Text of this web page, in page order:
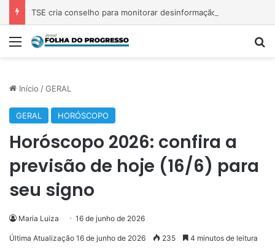
Menu
Início /GERAL
GERAL HORÓSCOPO
Horóscopo 2026: confira a
previsão de hoje (16/6) para
seu signo
Maria Luiza 16 de junho de 2026
Última Atualização 16 de junho de 2026 235 4 minutos de leitura